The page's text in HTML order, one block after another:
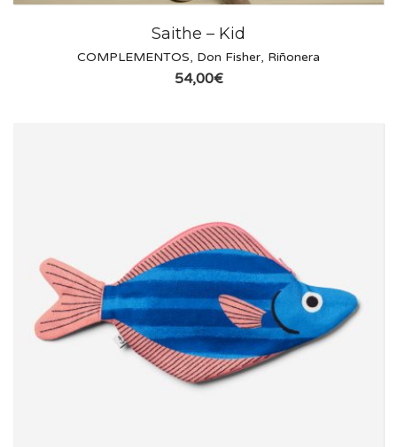
Saithe – Kid
COMPLEMENTOS, Don Fisher, Riñonera
54,00€